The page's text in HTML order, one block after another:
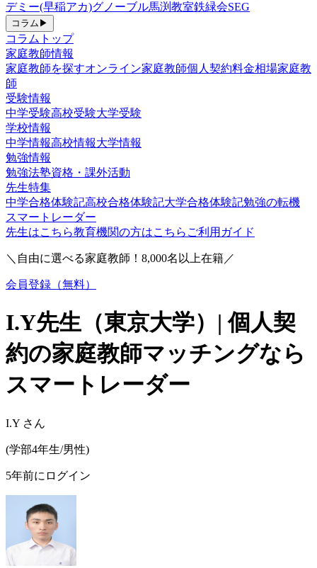
デミー(早稲アカ)グノーブル馬渕教室鉄緑会SEG
コラム ▶
コラムトップ
家庭教師情報
家庭教師を探すオンライン家庭教師個人契約料金相場家庭教
師
受験情報
中学受験高校受験大学受験
学校情報
中学情報高校情報大学情報
勉強情報
勉強法塾資格・課外活動
先生特集
中学合格体験記高校合格体験記大学合格体験記勉強の転機
スマートレーダー
先生はこちら教育機関の方はこちら ご利用ガイド
＼自由に選べる家庭教師！ 8,000名以上在籍／
会員登録（無料）
I.Y先生（東京大学）| 個人契
約の家庭教師マッチングなら
スマートレーダー
I.Y さん
(学部4年生/男性)
5年前にログイン